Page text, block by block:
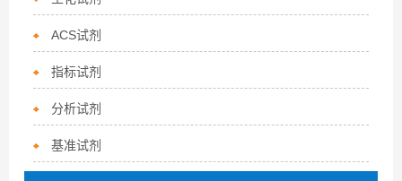
ACS试剂
指标试剂
分析试剂
基准试剂